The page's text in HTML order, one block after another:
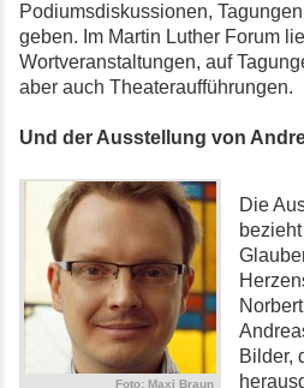
Podiumsdiskussionen,
geben. Im Martin Luther Forum
Wortveranstaltungen, auf
aber auch Theateraufführungen.
Und der Ausstellung von
Foto: Maxi Braun
Die
Bilder,